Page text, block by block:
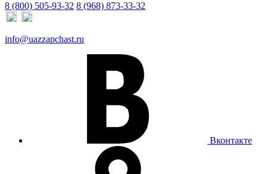
8 (800) 505-93-32 8 (968) 873-33-32
info@uazzapchast.ru
Вконтакте